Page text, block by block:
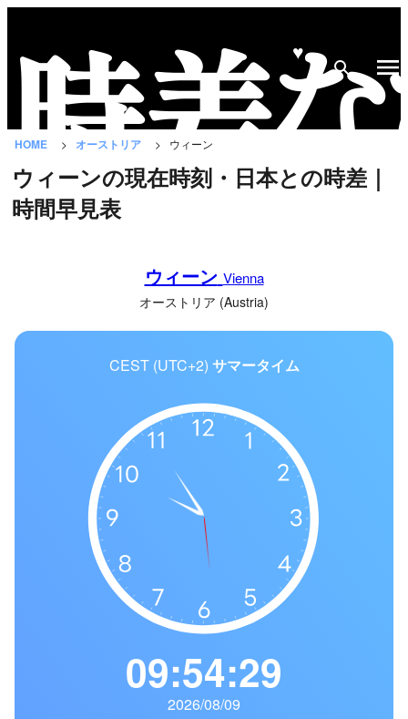
♥
HOME オーストリア ウィーン
ウィーンの現在時刻・日本との時差｜
時間早見表
ウィーン Vienna
オーストリア (Austria)
CEST (UTC+2) サマータイム
09:54:30
2026/08/09
な
と
は？